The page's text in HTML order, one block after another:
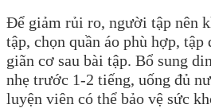
Để giảm rủi ro, người tập nên
tập, chọn quần áo phù hợp, tập
giãn cơ sau bài tập. Bổ sung
nhẹ trước 1-2 tiếng, uống đủ
luyện viên có thể bảo vệ sức